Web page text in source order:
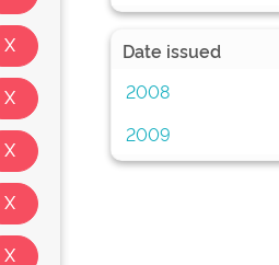
Date issued
2008
2009